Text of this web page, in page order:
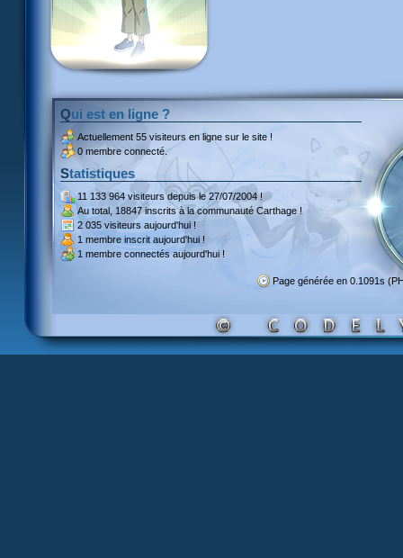
Qui est en ligne ?
Actuellement 55 visiteurs en ligne sur le site !
0 membre connecté.
Statistiques
11 133 964 visiteursdepuis le 27/07/2004 !
Au total, 18847 inscritsà la communauté Carthage !
2 035 visiteurs aujourd'hui !
1 membre inscrit aujourd'hui !
1 membre connectés aujourd'hui !
Page générée en 0.1091s